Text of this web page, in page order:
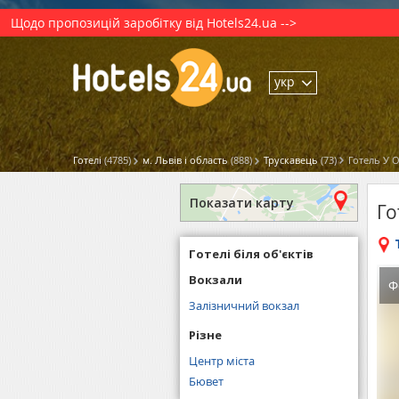
Щодо пропозицій заробітку від Hotels24.ua -->
укр
Готелі (4785) м. Львів і область (888) Трускавець (73) Готель У
Показати карту
Готелі біля об'єктів
Вокзали
Залізничний вокзал
Різне
Центр міста
Бювет